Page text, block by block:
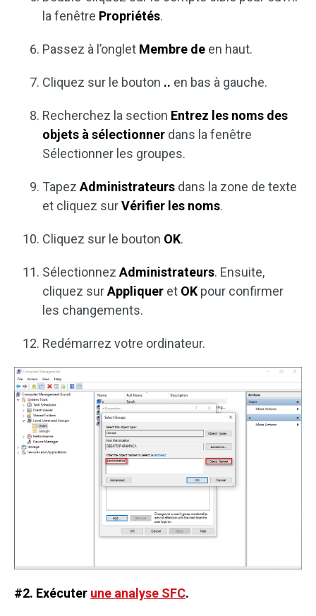
la fenêtre Propriétés.
Passez à l’onglet Membre de en haut.
Cliquez sur le bouton .. en bas à gauche.
Recherchez la section Entrez les noms des
objets à sélectionner dans la fenêtre
Sélectionner les groupes.
TapezAdministrateurs dans la zone de texte
et cliquez surVérifier les noms.
Cliquez sur le bouton OK.
SélectionnezAdministrateurs. Ensuite,
cliquez surAppliquer et OK pour confirmer
les changements.
Redémarrez votre ordinateur.
#2. Exécuter une analyse SFC.